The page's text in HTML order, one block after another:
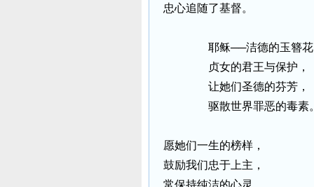
忠心追随了基督。
耶稣──洁德的玉簪
贞女的君王与保护，
让她们圣德的芬芳，
驱散世界罪恶的毒素
愿她们一生的榜样，
鼓励我们忠于上主，
常保持纯洁的心灵，